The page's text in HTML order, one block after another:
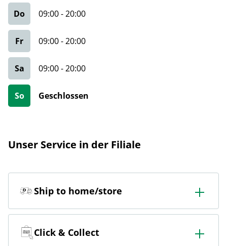
Do 09:00-20:00
Fr 09:00-20:00
Sa 09:00-20:00
So Geschlossen
Unser Service in der Filiale
Ship to home/store
In der Filiale bestellen & in die Filiale oder nach Hause
liefern lassen.
Click & Collect